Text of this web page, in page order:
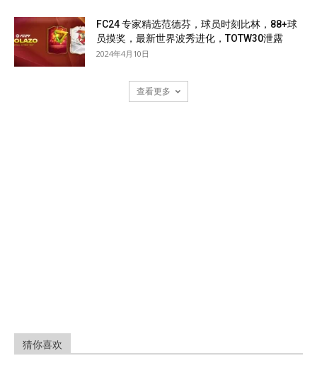
FC24 专家精选范德芬，球员时刻比林，88+球
员摸奖，最新世界波秀进化，TOTW30泄露
2024年4月10日
查看更多
猜你喜欢